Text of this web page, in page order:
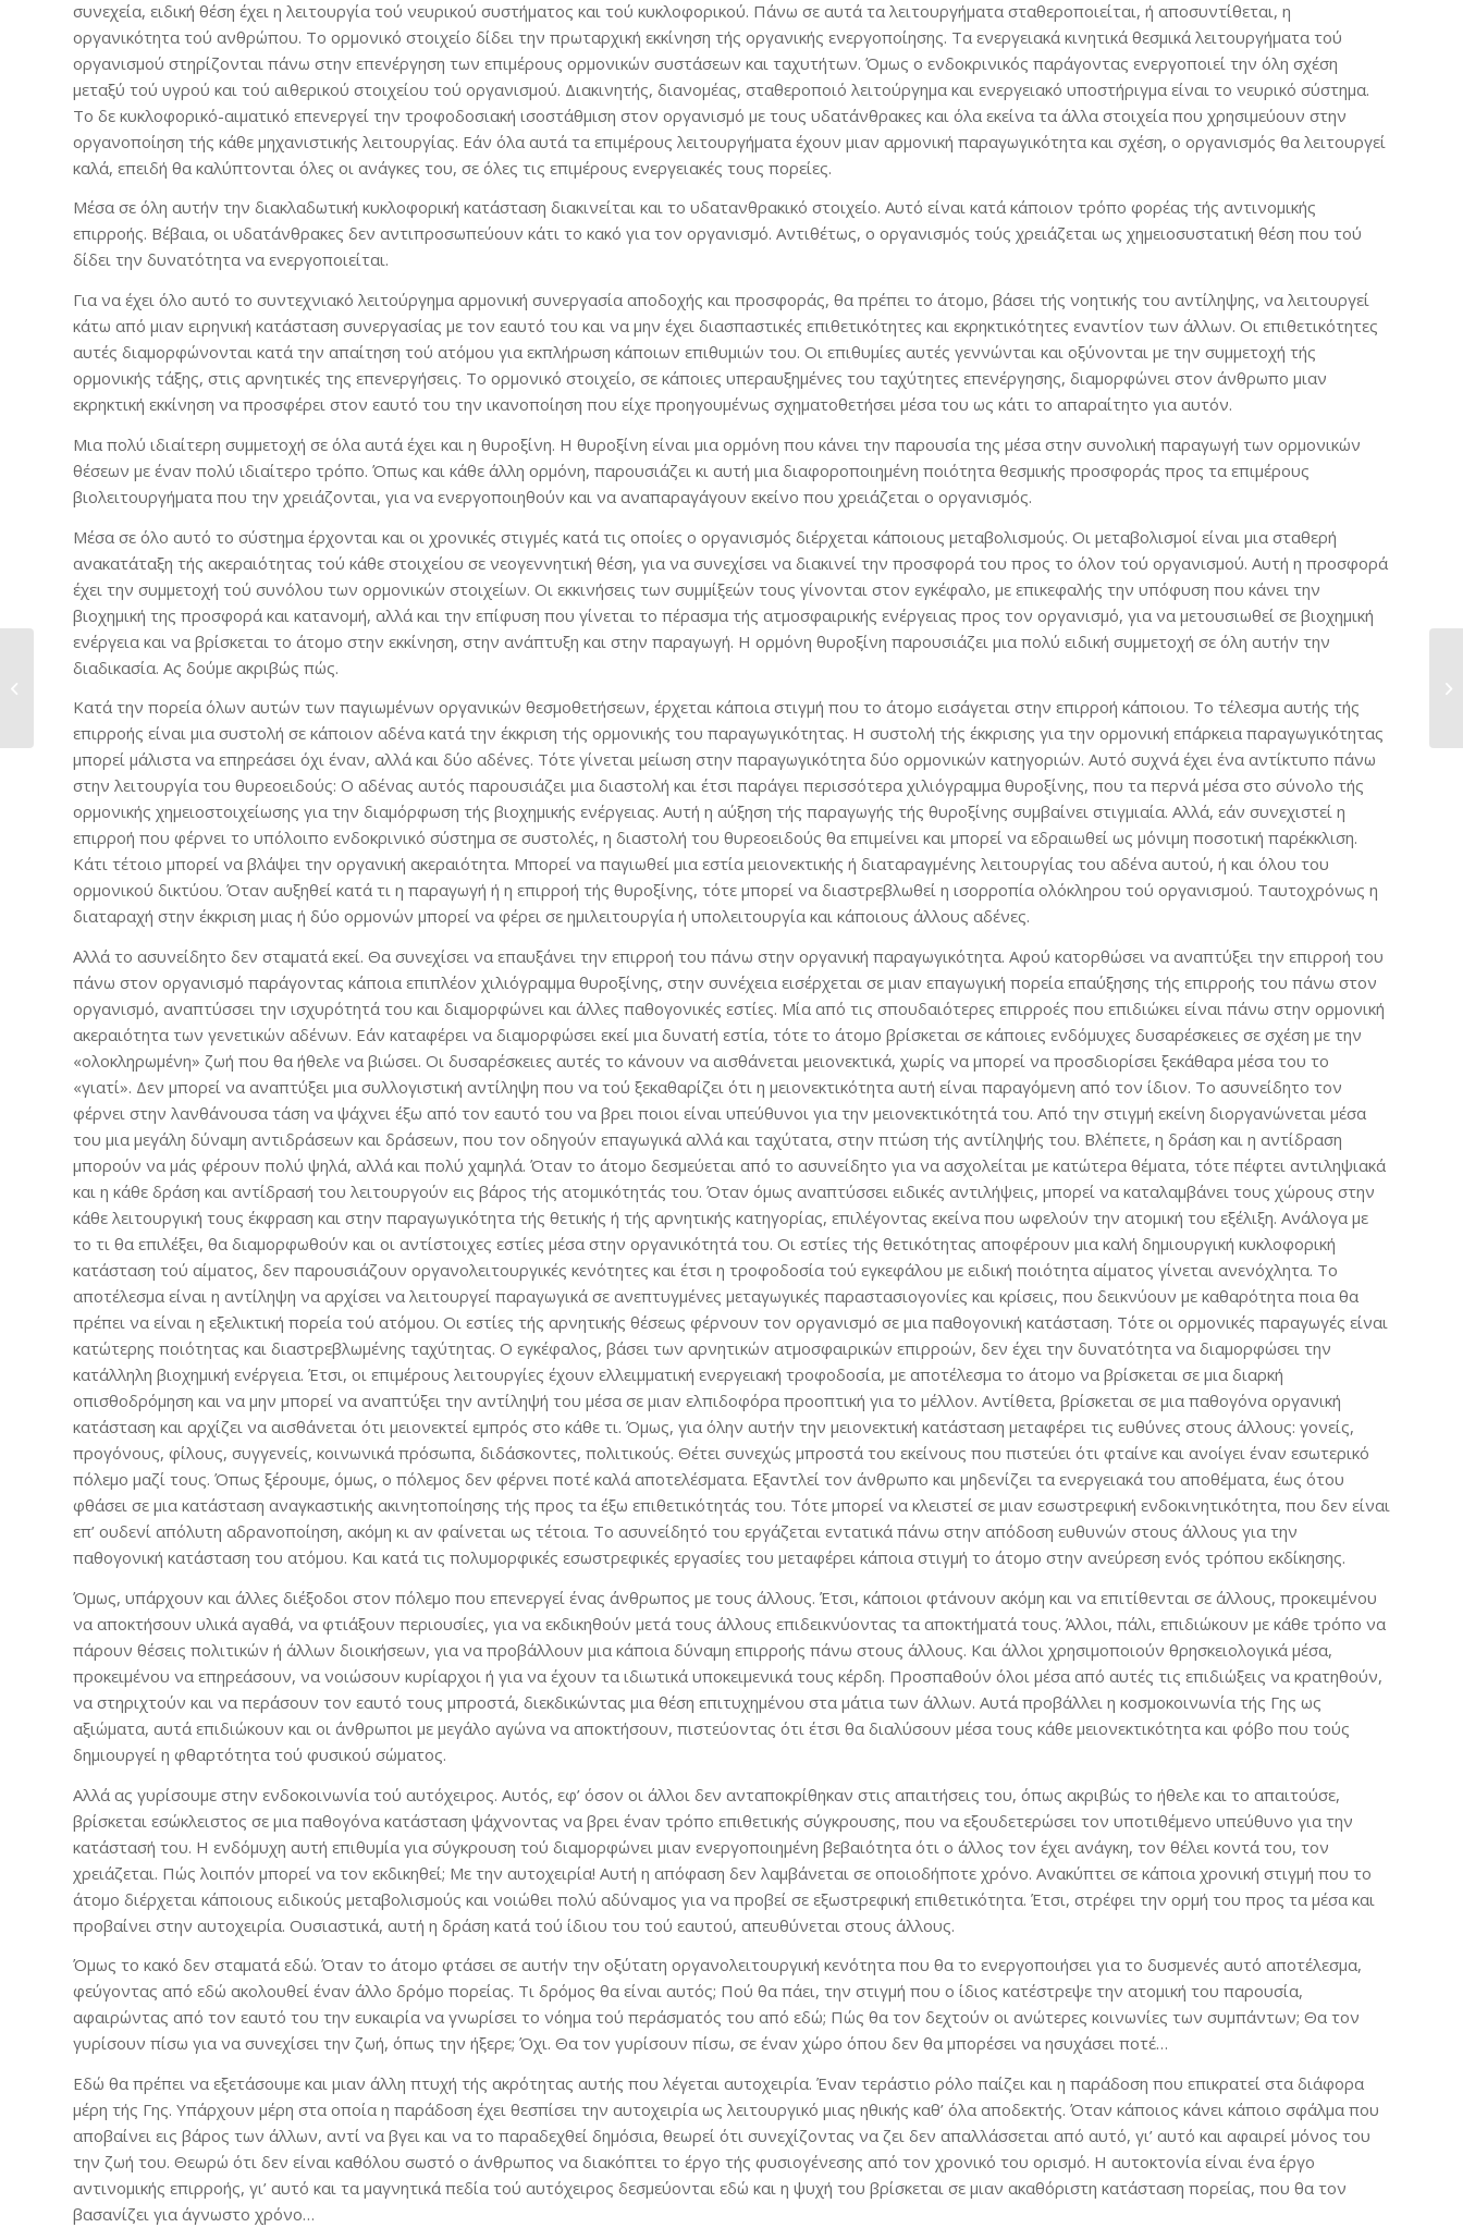
συνεχεία, ειδική θέση έχει η λειτουργία τού νευρικού συστήματος και τού κυκλοφορικού. Πάνω σε αυτά τα λειτουργήματα σταθεροποιείται, ή αποσυντίθεται, η
οργανικότητα τού ανθρώπου. Το ορμονικό στοιχείο δίδει την πρωταρχική εκκίνηση τής οργανικής ενεργοποίησης. Τα ενεργειακά κινητικά θεσμικά λειτουργήματα τού
οργανισμού στηρίζονται πάνω στην επενέργηση των επιμέρους ορμονικών συστάσεων και ταχυτήτων. Όμως ο ενδοκρινικός παράγοντας ενεργοποιεί την όλη σχέση
μεταξύ τού υγρού και τού αιθερικού στοιχείου τού οργανισμού. Διακινητής, διανομέας, σταθεροποιό λειτούργημα και ενεργειακό υποστήριγμα είναι το νευρικό σύστημα.
Το δε κυκλοφορικό-αιματικό επενεργεί την τροφοδοσιακή ισοστάθμιση στον οργανισμό με τους υδατάνθρακες και όλα εκείνα τα άλλα στοιχεία που χρησιμεύουν στην
οργανοποίηση τής κάθε μηχανιστικής λειτουργίας. Εάν όλα αυτά τα επιμέρους λειτουργήματα έχουν μιαν αρμονική παραγωγικότητα και σχέση, ο οργανισμός θα λειτουργεί
καλά, επειδή θα καλύπτονται όλες οι ανάγκες του, σε όλες τις επιμέρους ενεργειακές τους πορείες.
Μέσα σε όλη αυτήν την διακλαδωτική κυκλοφορική κατάσταση διακινείται και το υδατανθρακικό στοιχείο. Αυτό είναι κατά κάποιον τρόπο φορέας τής αντινομικής
επιρροής. Βέβαια, οι υδατάνθρακες δεν αντιπροσωπεύουν κάτι το κακό για τον οργανισμό. Αντιθέτως, ο οργανισμός τούς χρειάζεται ως χημειοσυστατική θέση που τού
δίδει την δυνατότητα να ενεργοποιείται.
Για να έχει όλο αυτό το συντεχνιακό λειτούργημα αρμονική συνεργασία αποδοχής και προσφοράς, θα πρέπει το άτομο, βάσει τής νοητικής του αντίληψης, να λειτουργεί
κάτω από μιαν ειρηνική κατάσταση συνεργασίας με τον εαυτό του και να μην έχει διασπαστικές επιθετικότητες και εκρηκτικότητες εναντίον των άλλων. Οι επιθετικότητες
αυτές διαμορφώνονται κατά την απαίτηση τού ατόμου για εκπλήρωση κάποιων επιθυμιών του. Οι επιθυμίες αυτές γεννώνται και οξύνονται με την συμμετοχή τής
ορμονικής τάξης, στις αρνητικές της επενεργήσεις. Το ορμονικό στοιχείο, σε κάποιες υπεραυξημένες του ταχύτητες επενέργησης, διαμορφώνει στον άνθρωπο μιαν
εκρηκτική εκκίνηση να προσφέρει στον εαυτό του την ικανοποίηση που είχε προηγουμένως σχηματοθετήσει μέσα του ως κάτι το απαραίτητο για αυτόν.
Μια πολύ ιδιαίτερη συμμετοχή σε όλα αυτά έχει και η θυροξίνη. Η θυροξίνη είναι μια ορμόνη που κάνει την παρουσία της μέσα στην συνολική παραγωγή των ορμονικών
θέσεων με έναν πολύ ιδιαίτερο τρόπο. Όπως και κάθε άλλη ορμόνη, παρουσιάζει κι αυτή μια διαφοροποιημένη ποιότητα θεσμικής προσφοράς προς τα επιμέρους
βιολειτουργήματα που την χρειάζονται, για να ενεργοποιηθούν και να αναπαραγάγουν εκείνο που χρειάζεται ο οργανισμός.
Μέσα σε όλο αυτό το σύστημα έρχονται και οι χρονικές στιγμές κατά τις οποίες ο οργανισμός διέρχεται κάποιους μεταβολισμούς. Οι μεταβολισμοί είναι μια σταθερή
ανακατάταξη τής ακεραιότητας τού κάθε στοιχείου σε νεογεννητική θέση, για να συνεχίσει να διακινεί την προσφορά του προς το όλον τού οργανισμού. Αυτή η προσφορά
έχει την συμμετοχή τού συνόλου των ορμονικών στοιχείων. Οι εκκινήσεις των συμμίξεών τους γίνονται στον εγκέφαλο, με επικεφαλής την υπόφυση που κάνει την
βιοχημική της προσφορά και κατανομή, αλλά και την επίφυση που γίνεται το πέρασμα τής ατμοσφαιρικής ενέργειας προς τον οργανισμό, για να μετουσιωθεί σε βιοχημική
ενέργεια και να βρίσκεται το άτομο στην εκκίνηση, στην ανάπτυξη και στην παραγωγή. Η ορμόνη θυροξίνη παρουσιάζει μια πολύ ειδική συμμετοχή σε όλη αυτήν την
διαδικασία. Ας δούμε ακριβώς πώς.
Κατά την πορεία όλων αυτών των παγιωμένων οργανικών θεσμοθετήσεων, έρχεται κάποια στιγμή που το άτομο εισάγεται στην επιρροή κάποιου. Το τέλεσμα αυτής τής
επιρροής είναι μια συστολή σε κάποιον αδένα κατά την έκκριση τής ορμονικής του παραγωγικότητας. Η συστολή τής έκκρισης για την ορμονική επάρκεια παραγωγικότητας
μπορεί μάλιστα να επηρεάσει όχι έναν, αλλά και δύο αδένες. Τότε γίνεται μείωση στην παραγωγικότητα δύο ορμονικών κατηγοριών. Αυτό συχνά έχει ένα αντίκτυπο πάνω
στην λειτουργία του θυρεοειδούς: Ο αδένας αυτός παρουσιάζει μια διαστολή και έτσι παράγει περισσότερα χιλιόγραμμα θυροξίνης, που τα περνά μέσα στο σύνολο τής
ορμονικής χημειοστοιχείωσης για την διαμόρφωση τής βιοχημικής ενέργειας. Αυτή η αύξηση τής παραγωγής τής θυροξίνης συμβαίνει στιγμιαία. Αλλά, εάν συνεχιστεί η
επιρροή που φέρνει το υπόλοιπο ενδοκρινικό σύστημα σε συστολές, η διαστολή του θυρεοειδούς θα επιμείνει και μπορεί να εδραιωθεί ως μόνιμη ποσοτική παρέκκλιση.
Κάτι τέτοιο μπορεί να βλάψει την οργανική ακεραιότητα. Μπορεί να παγιωθεί μια εστία μειονεκτικής ή διαταραγμένης λειτουργίας του αδένα αυτού, ή και όλου του
ορμονικού δικτύου. Όταν αυξηθεί κατά τι η παραγωγή ή η επιρροή τής θυροξίνης, τότε μπορεί να διαστρεβλωθεί η ισορροπία ολόκληρου τού οργανισμού. Ταυτοχρόνως η
διαταραχή στην έκκριση μιας ή δύο ορμονών μπορεί να φέρει σε ημιλειτουργία ή υπολειτουργία και κάποιους άλλους αδένες.
Αλλά το ασυνείδητο δεν σταματά εκεί. Θα συνεχίσει να επαυξάνει την επιρροή του πάνω στην οργανική παραγωγικότητα. Αφού κατορθώσει να αναπτύξει την επιρροή του
πάνω στον οργανισμό παράγοντας κάποια επιπλέον χιλιόγραμμα θυροξίνης, στην συνέχεια εισέρχεται σε μιαν επαγωγική πορεία επαύξησης τής επιρροής του πάνω στον
οργανισμό, αναπτύσσει την ισχυρότητά του και διαμορφώνει και άλλες παθογονικές εστίες. Μία από τις σπουδαιότερες επιρροές που επιδιώκει είναι πάνω στην ορμονική
ακεραιότητα των γενετικών αδένων. Εάν καταφέρει να διαμορφώσει εκεί μια δυνατή εστία, τότε το άτομο βρίσκεται σε κάποιες ενδόμυχες δυσαρέσκειες σε σχέση με την
«ολοκληρωμένη» ζωή που θα ήθελε να βιώσει. Οι δυσαρέσκειες αυτές το κάνουν να αισθάνεται μειονεκτικά, χωρίς να μπορεί να προσδιορίσει ξεκάθαρα μέσα του το
«γιατί». Δεν μπορεί να αναπτύξει μια συλλογιστική αντίληψη που να τού ξεκαθαρίζει ότι η μειονεκτικότητα αυτή είναι παραγόμενη από τον ίδιον. Το ασυνείδητο τον
φέρνει στην λανθάνουσα τάση να ψάχνει έξω από τον εαυτό του να βρει ποιοι είναι υπεύθυνοι για την μειονεκτικότητά του. Από την στιγμή εκείνη διοργανώνεται μέσα
του μια μεγάλη δύναμη αντιδράσεων και δράσεων, που τον οδηγούν επαγωγικά αλλά και ταχύτατα, στην πτώση τής αντίληψής του. Βλέπετε, η δράση και η αντίδραση
μπορούν να μάς φέρουν πολύ ψηλά, αλλά και πολύ χαμηλά. Όταν το άτομο δεσμεύεται από το ασυνείδητο για να ασχολείται με κατώτερα θέματα, τότε πέφτει αντιληψιακά
και η κάθε δράση και αντίδρασή του λειτουργούν εις βάρος τής ατομικότητάς του. Όταν όμως αναπτύσσει ειδικές αντιλήψεις, μπορεί να καταλαμβάνει τους χώρους στην
κάθε λειτουργική τους έκφραση και στην παραγωγικότητα τής θετικής ή τής αρνητικής κατηγορίας, επιλέγοντας εκείνα που ωφελούν την ατομική του εξέλιξη. Ανάλογα με
το τι θα επιλέξει, θα διαμορφωθούν και οι αντίστοιχες εστίες μέσα στην οργανικότητά του. Οι εστίες τής θετικότητας αποφέρουν μια καλή δημιουργική κυκλοφορική
κατάσταση τού αίματος, δεν παρουσιάζουν οργανολειτουργικές κενότητες και έτσι η τροφοδοσία τού εγκεφάλου με ειδική ποιότητα αίματος γίνεται ανενόχλητα. Το
αποτέλεσμα είναι η αντίληψη να αρχίσει να λειτουργεί παραγωγικά σε ανεπτυγμένες μεταγωγικές παραστασιογονίες και κρίσεις, που δεικνύουν με καθαρότητα ποια θα
πρέπει να είναι η εξελικτική πορεία τού ατόμου. Οι εστίες τής αρνητικής θέσεως φέρνουν τον οργανισμό σε μια παθογονική κατάσταση. Τότε οι ορμονικές παραγωγές είναι
κατώτερης ποιότητας και διαστρεβλωμένης ταχύτητας. Ο εγκέφαλος, βάσει των αρνητικών ατμοσφαιρικών επιρροών, δεν έχει την δυνατότητα να διαμορφώσει την
κατάλληλη βιοχημική ενέργεια. Έτσι, οι επιμέρους λειτουργίες έχουν ελλειμματική ενεργειακή τροφοδοσία, με αποτέλεσμα το άτομο να βρίσκεται σε μια διαρκή
οπισθοδρόμηση και να μην μπορεί να αναπτύξει την αντίληψή του μέσα σε μιαν ελπιδοφόρα προοπτική για το μέλλον. Αντίθετα, βρίσκεται σε μια παθογόνα οργανική
κατάσταση και αρχίζει να αισθάνεται ότι μειονεκτεί εμπρός στο κάθε τι. Όμως, για όλην αυτήν την μειονεκτική κατάσταση μεταφέρει τις ευθύνες στους άλλους: γονείς,
προγόνους, φίλους, συγγενείς, κοινωνικά πρόσωπα, διδάσκοντες, πολιτικούς. Θέτει συνεχώς μπροστά του εκείνους που πιστεύει ότι φταίνε και ανοίγει έναν εσωτερικό
πόλεμο μαζί τους. Όπως ξέρουμε, όμως, ο πόλεμος δεν φέρνει ποτέ καλά αποτελέσματα. Εξαντλεί τον άνθρωπο και μηδενίζει τα ενεργειακά του αποθέματα, έως ότου
φθάσει σε μια κατάσταση αναγκαστικής ακινητοποίησης τής προς τα έξω επιθετικότητάς του. Τότε μπορεί να κλειστεί σε μιαν εσωστρεφική ενδοκινητικότητα, που δεν είναι
επ’ ουδενί απόλυτη αδρανοποίηση, ακόμη κι αν φαίνεται ως τέτοια. Το ασυνείδητό του εργάζεται εντατικά πάνω στην απόδοση ευθυνών στους άλλους για την
παθογονική κατάσταση του ατόμου. Και κατά τις πολυμορφικές εσωστρεφικές εργασίες του μεταφέρει κάποια στιγμή το άτομο στην ανεύρεση ενός τρόπου εκδίκησης.
Όμως, υπάρχουν και άλλες διέξοδοι στον πόλεμο που επενεργεί ένας άνθρωπος με τους άλλους. Έτσι, κάποιοι φτάνουν ακόμη και να επιτίθενται σε άλλους, προκειμένου
να αποκτήσουν υλικά αγαθά, να φτιάξουν περιουσίες, για να εκδικηθούν μετά τους άλλους επιδεικνύοντας τα αποκτήματά τους. Άλλοι, πάλι, επιδιώκουν με κάθε τρόπο να
πάρουν θέσεις πολιτικών ή άλλων διοικήσεων, για να προβάλλουν μια κάποια δύναμη επιρροής πάνω στους άλλους. Και άλλοι χρησιμοποιούν θρησκειολογικά μέσα,
προκειμένου να επηρεάσουν, να νοιώσουν κυρίαρχοι ή για να έχουν τα ιδιωτικά υποκειμενικά τους κέρδη. Προσπαθούν όλοι μέσα από αυτές τις επιδιώξεις να κρατηθούν,
να στηριχτούν και να περάσουν τον εαυτό τους μπροστά, διεκδικώντας μια θέση επιτυχημένου στα μάτια των άλλων. Αυτά προβάλλει η κοσμοκοινωνία τής Γης ως
αξιώματα, αυτά επιδιώκουν και οι άνθρωποι με μεγάλο αγώνα να αποκτήσουν, πιστεύοντας ότι έτσι θα διαλύσουν μέσα τους κάθε μειονεκτικότητα και φόβο που τούς
δημιουργεί η φθαρτότητα τού φυσικού σώματος.
Αλλά ας γυρίσουμε στην ενδοκοινωνία τού αυτόχειρος. Αυτός, εφ’ όσον οι άλλοι δεν ανταποκρίθηκαν στις απαιτήσεις του, όπως ακριβώς το ήθελε και το απαιτούσε,
βρίσκεται εσώκλειστος σε μια παθογόνα κατάσταση ψάχνοντας να βρει έναν τρόπο επιθετικής σύγκρουσης, που να εξουδετερώσει τον υποτιθέμενο υπεύθυνο για την
κατάστασή του. Η ενδόμυχη αυτή επιθυμία για σύγκρουση τού διαμορφώνει μιαν ενεργοποιημένη βεβαιότητα ότι ο άλλος τον έχει ανάγκη, τον θέλει κοντά του, τον
χρειάζεται. Πώς λοιπόν μπορεί να τον εκδικηθεί; Με την αυτοχειρία! Αυτή η απόφαση δεν λαμβάνεται σε οποιοδήποτε χρόνο. Ανακύπτει σε κάποια χρονική στιγμή που το
άτομο διέρχεται κάποιους ειδικούς μεταβολισμούς και νοιώθει πολύ αδύναμος για να προβεί σε εξωστρεφική επιθετικότητα. Έτσι, στρέφει την ορμή του προς τα μέσα και
προβαίνει στην αυτοχειρία. Ουσιαστικά, αυτή η δράση κατά τού ίδιου του τού εαυτού, απευθύνεται στους άλλους.
Όμως το κακό δεν σταματά εδώ. Όταν το άτομο φτάσει σε αυτήν την οξύτατη οργανολειτουργική κενότητα που θα το ενεργοποιήσει για το δυσμενές αυτό αποτέλεσμα,
φεύγοντας από εδώ ακολουθεί έναν άλλο δρόμο πορείας. Τι δρόμος θα είναι αυτός; Πού θα πάει, την στιγμή που ο ίδιος κατέστρεψε την ατομική του παρουσία,
αφαιρώντας από τον εαυτό του την ευκαιρία να γνωρίσει το νόημα τού περάσματός του από εδώ; Πώς θα τον δεχτούν οι ανώτερες κοινωνίες των συμπάντων; Θα τον
γυρίσουν πίσω για να συνεχίσει την ζωή, όπως την ήξερε; Όχι. Θα τον γυρίσουν πίσω, σε έναν χώρο όπου δεν θα μπορέσει να ησυχάσει ποτέ…
Εδώ θα πρέπει να εξετάσουμε και μιαν άλλη πτυχή τής ακρότητας αυτής που λέγεται αυτοχειρία. Έναν τεράστιο ρόλο παίζει και η παράδοση που επικρατεί στα διάφορα
μέρη τής Γης. Υπάρχουν μέρη στα οποία η παράδοση έχει θεσπίσει την αυτοχειρία ως λειτουργικό μιας ηθικής καθ’ όλα αποδεκτής. Όταν κάποιος κάνει κάποιο σφάλμα που
αποβαίνει εις βάρος των άλλων, αντί να βγει και να το παραδεχθεί δημόσια, θεωρεί ότι συνεχίζοντας να ζει δεν απαλλάσσεται από αυτό, γι’ αυτό και αφαιρεί μόνος του
την ζωή του. Θεωρώ ότι δεν είναι καθόλου σωστό ο άνθρωπος να διακόπτει το έργο τής φυσιογένεσης από τον χρονικό του ορισμό. Η αυτοκτονία είναι ένα έργο
αντινομικής επιρροής, γι’ αυτό και τα μαγνητικά πεδία τού αυτόχειρος δεσμεύονται εδώ και η ψυχή του βρίσκεται σε μιαν ακαθόριστη κατάσταση πορείας, που θα τον
βασανίζει για άγνωστο χρόνο…
Περί Οικονομικής
Κρίσης της Εποχής μας